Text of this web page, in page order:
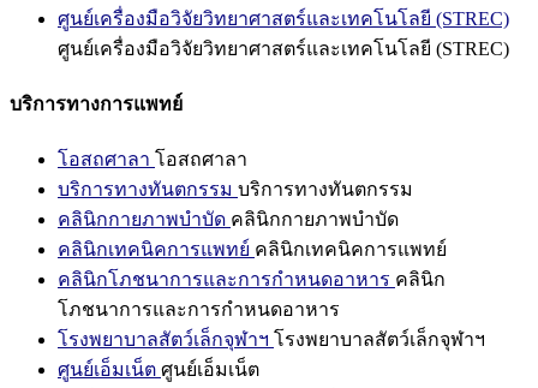
ศูนย์เครื่องมือวิจัยวิทยาศาสตร์และเทคโนโลยี (STREC)
ศูนย์เครื่องมือวิจัยวิทยาศาสตร์และเทคโนโลยี (STREC)
บริการทางการแพทย์
โอสถศาลา โอสถศาลา
บริการทางทันตกรรม บริการทางทันตกรรม
คลินิกกายภาพบำบัด คลินิกกายภาพบำบัด
คลินิกเทคนิคการแพทย์ คลินิกเทคนิคการแพทย์
คลินิกโภชนาการและการกำหนดอาหาร คลินิก
โภชนาการและการกำหนดอาหาร
โรงพยาบาลสัตว์เล็กจุฬาฯ โรงพยาบาลสัตว์เล็กจุฬาฯ
ศูนย์เอ็มเน็ต ศูนย์เอ็มเน็ต